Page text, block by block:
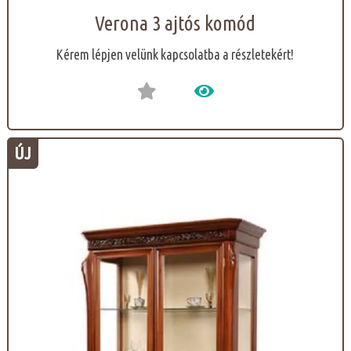
Verona 3 ajtós komód
Kérem lépjen velünk kapcsolatba a részletekért!
ÚJ